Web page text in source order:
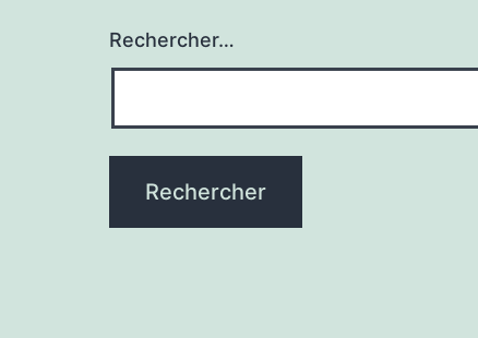
Rechercher…